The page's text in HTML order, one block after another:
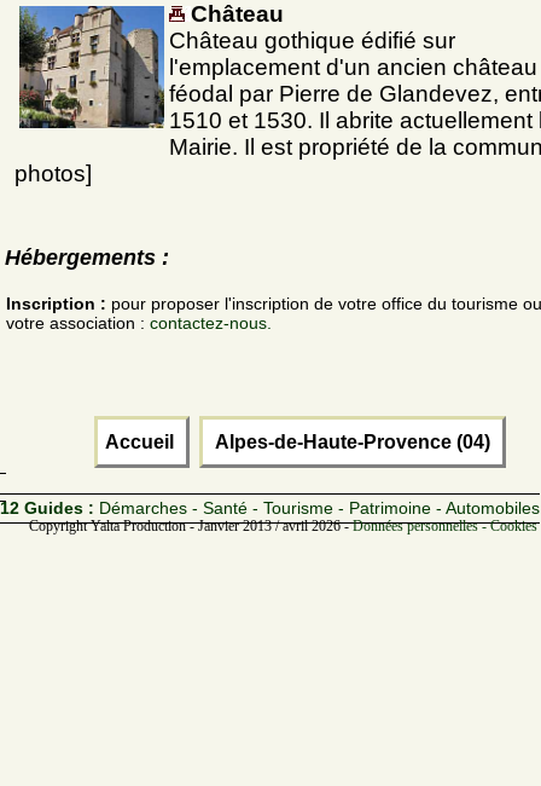
Château
Château gothique édifié sur
l'emplacement d'un ancien château
féodal par Pierre de Glandevez,
1510 et 1530. Il abrite actuellement
Mairie. Il est propriété de la
photos]
Hébergements :
Inscription : pour proposer l'inscription de votre office du tourisme
votre association : contactez-nous.
Accueil Alpes-de-Haute-Provence (04)
12 Guides : Démarches - Santé - Tourisme - Patrimoine - Automobiles
Copyright Yalta Production - Janvier 2013 / avril 2026 -Données personnelles -